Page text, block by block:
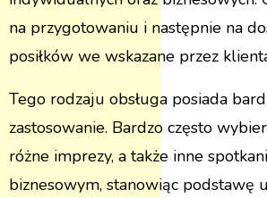
na przygotowaniu i następnie na
posiłków we wskazane przez
Tego rodzaju obsługa posiada
zastosowanie. Bardzo często
różne imprezy, a także inne
biznesowym, stanowiąc podstawę